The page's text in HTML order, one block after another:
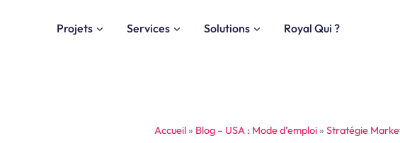
Projets Services Solutions Royal Qui ?
Accueil» Blog – USA : Mode d’emploi» Stratégie